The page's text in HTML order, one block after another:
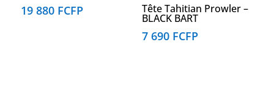
19 880 FCFP Tête Tahitian Prowler –
BLACK BART
7 690 FCFP